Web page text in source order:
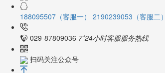
188095507（客服一） 2190239053（客服二）
029-87809036 7*24小时客服服务热线
扫码关注公众号